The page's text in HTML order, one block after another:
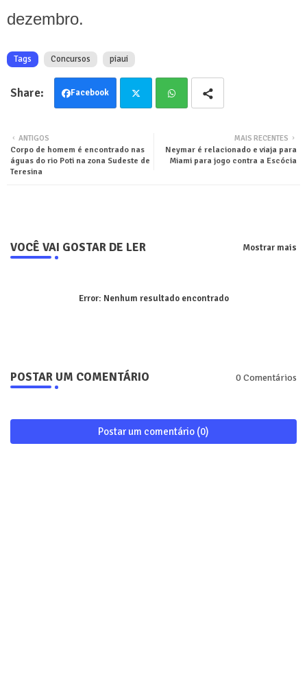
dezembro.
Tags Concursos piaui
Facebook
ter tsa
MAIS RECENTES
Neymar é relacionado e viaja para
Miami para jogo contra a Escócia
ANTIGOS
Corpo de homem é encontrado nas
águas do rio Poti na zona Sudeste de
Teresina
VOCÊ VAI GOSTAR DE LER Mostrar mais
Error: Nenhum resultado encontrado
POSTAR UM COMENTÁRIO 0 Comentários
Postar um comentário (0)